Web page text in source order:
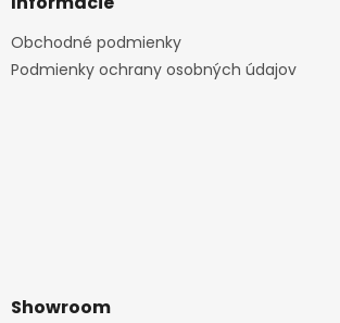
Obchodné podmienky
Podmienky ochrany osobných údajov
Showroom